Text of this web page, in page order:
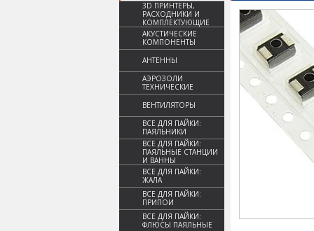
3D ПРИНТЕРЫ,
РАСХОДНИКИ И
КОМПЛЕКТУЮЩИЕ
АКУСТИЧЕСКИЕ
КОМПОНЕНТЫ
АНТЕННЫ
АЭРОЗОЛИ
ТЕХНИЧЕСКИЕ
ВЕНТИЛЯТОРЫ
ВСЕ ДЛЯ ПАЙКИ:
ПАЯЛЬНИКИ
ВСЕ ДЛЯ ПАЙКИ:
ПАЯЛЬНЫЕ СТАНЦИИ
И ВАННЫ
ВСЕ ДЛЯ ПАЙКИ:
ЖАЛА
ВСЕ ДЛЯ ПАЙКИ:
ПРИПОИ
ВСЕ ДЛЯ ПАЙКИ:
ФЛЮСЫ ПАЯЛЬНЫЕ